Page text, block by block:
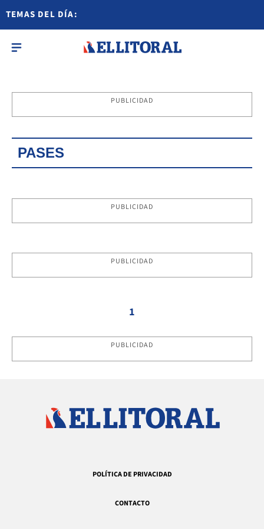
TEMAS DEL DÍA:
PUBLICIDAD
PASES
PUBLICIDAD
PUBLICIDAD
1
PUBLICIDAD
POLÍTICA DE PRIVACIDAD
CONTACTO